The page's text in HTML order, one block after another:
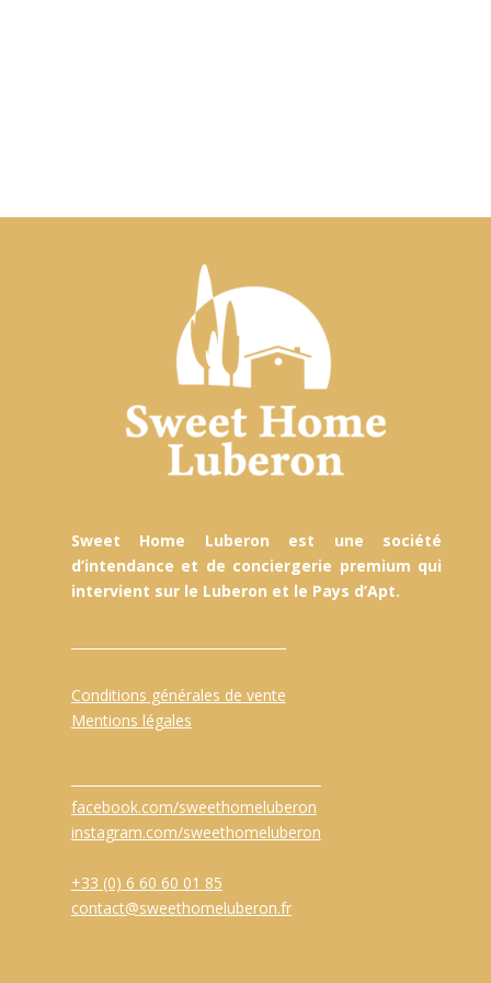
Sweet Home Luberon est une société
d’intendance et de conciergerie premium qui
intervient sur le Luberon et le Pays d’Apt.
Conditions générales de vente
Mentions légales
facebook.com/sweethomeluberon
instagram.com/sweethomeluberon
+33 (0) 6 60 60 01 85
contact@sweethomeluberon.fr